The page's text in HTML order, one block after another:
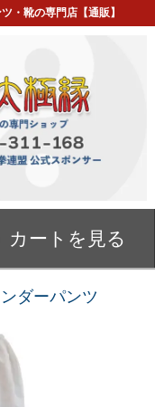
・靴の専門店【通販】
カートを見る
ダーパンツ